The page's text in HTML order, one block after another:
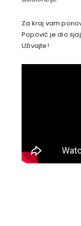
Za kraj vam
Popović je dio
Uživajte!